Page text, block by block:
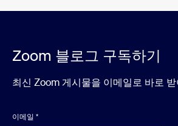
Zoom 블로그 구독하기
최신 Zoom 게시물을 이메일로 바로
이메일 *